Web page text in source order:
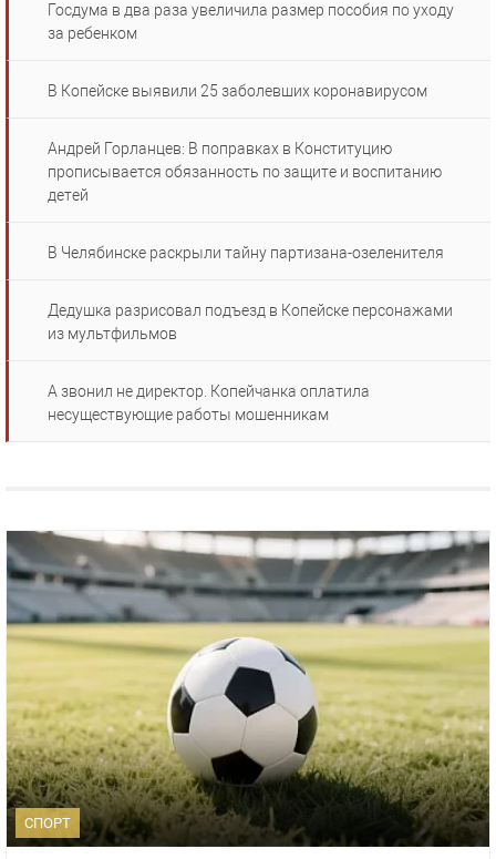
Госдума в два раза увеличила размер пособия по уходу
за ребенком
В Копейске выявили 25 заболевших коронавирусом
Андрей Горланцев: В поправках в Конституцию
прописывается обязанность по защите и воспитанию
детей
В Челябинске раскрыли тайну партизана-озеленителя
Дедушка разрисовал подъезд в Копейске персонажами
из мультфильмов
А звонил не директор. Копейчанка оплатила
несуществующие работы мошенникам
СПОРТ